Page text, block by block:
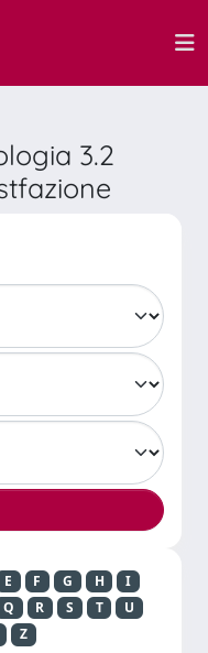
3.2
E F G H
I
Q R S T
U
Z